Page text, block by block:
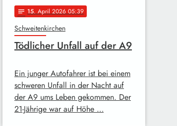
notes 15. April 2026 05:39
Schweitenkirchen
Tödlicher Unfall auf der A9
Ein junger Autofahrer ist bei einem
schweren Unfall in der Nacht auf
der A9 ums Leben gekommen. Der
21-Jährige war auf Höhe …